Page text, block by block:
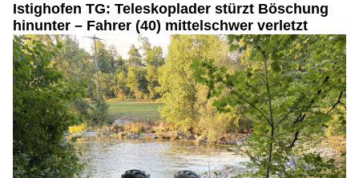
Istighofen TG: Teleskoplader stürzt Böschung
hinunter – Fahrer (40) mittelschwer verletzt